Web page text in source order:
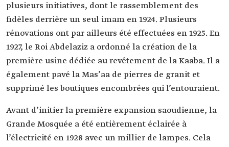
plusieurs initiatives, dont le rassemblement des
fidèles derrière un seul imam en 1924. Plusieurs
rénovations ont par ailleurs été effectuées en 1925. En
1927, le Roi Abdelaziz a ordonné la création de la
première usine dédiée au revêtement de la Kaaba. Il a
également pavé la Mas’aa de pierres de granit et
supprimé les boutiques encombrées qui l’entouraient.
Avant d’initier la première expansion saoudienne, la
Grande Mosquée a été entièrement éclairée à
l’électricité en 1928 avec un millier de lampes. Cela